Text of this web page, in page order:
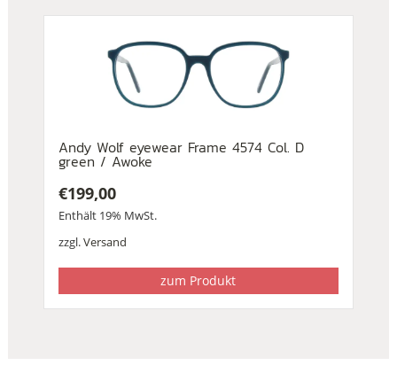
Andy Wolf eyewear Frame 4574 Col. D
green / Awoke
€199,00
Enthält 19% MwSt.
zzgl.Versand
zum Produkt